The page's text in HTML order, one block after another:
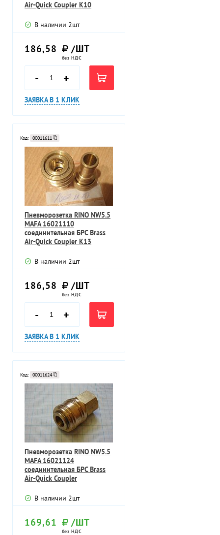
Air-Quick Coupler К10
В наличии 2шт
186,58 /ШТ
без НДС
- +
ЗАЯВКА В 1 КЛИК
Код: 00011611
Пневморозетка RINO NW5.5
MAFA 16021110
соединительная БРС Brass
Air-Quick Coupler К13
В наличии 2шт
186,58 /ШТ
без НДС
- +
ЗАЯВКА В 1 КЛИК
Код: 00011624
Пневморозетка RINO NW5.5
MAFA 16021124
соединительная БРС Brass
Air-Quick Coupler
В наличии 2шт
169,61 /ШТ
без НДС